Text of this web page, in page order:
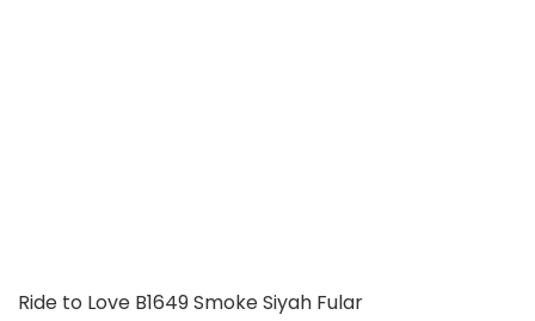
Ride to Love B1649 Smoke Siyah Fular